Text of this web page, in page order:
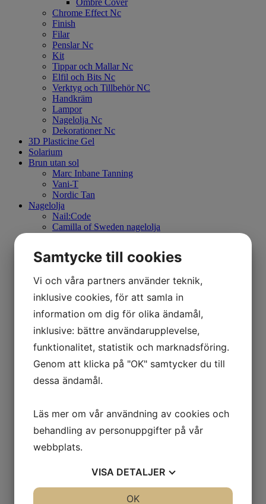
Chrome Effect Nc
Finish
Filar
Penslar Nc
Kit
Tippar och Mallar Nc
Elfil och Bits Nc
Verktyg och Tillbehör NC
Handkräm
Lampor
Nagelolja Nc
Dekorationer Nc
3D Plasticine Gel
Solarium
Brun utan sol
Marc Inbane Tanning
Vani-T
Nordic Tan
Nagelolja
Nail:Code
Camilla of Sweden nagelolja
Siya Of Sweden
10ml
15ml
30ml
75ml
Dekorationer
Maimeri Akrylfärg
Stripe Rite
Stickers
Pa dear Laura
Mantis
Dear Laura Selections
Animal Collection
Övriga stickers
Övriga Glitter
Samtycke till cookies
Vi och våra partners använder teknik,
inklusive cookies, för att samla in
information om dig för olika ändamål,
inklusive: bättre användarupplevelse,
funktionalitet, statistik och marknadsföring.
Genom att klicka på "OK" samtycker du till
dessa ändamål.
Läs mer om vår användning av cookies och
behandling av personuppgifter på vår
webbplats.
VISA DETALJER
OK